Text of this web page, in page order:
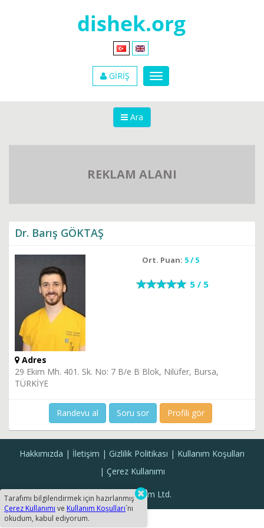
GİRİŞ
Ara
REKLAM ALANI
Dr. Barış GÖKTAŞ
Ort. Puan: 5 / 5
5 / 5
Adres
29 Ekim Mh. 401. Sk. No: 7 B/e B Blok, Nilüfer, Bursa,
TÜRKİYE
Randevu al Soru sor Profili gör
Hakkımızda İletişim Gizlilik Politikası
Kullanım Koşulları
Çerez Kullanımı
Sanal Yazılım Ltd.
Tarafımı bilgilendirmek için hazırlanmış
Çerez Kullanımı ve Kullanım Koşulları`nı
okudum, kabul ediyorum.